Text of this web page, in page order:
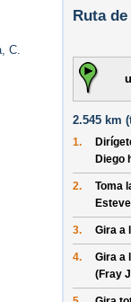
C.
Ruta
2.545 km (
1.
Diego
2. Toma
3. Gira a
4. Gira a
(Fray